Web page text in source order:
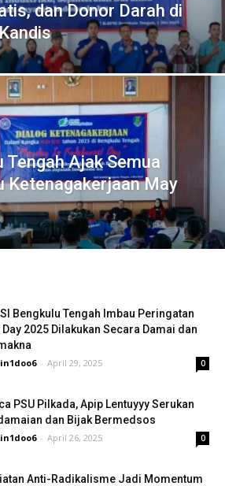
dan Donor Darah di
Tengah Ajak Semua
Ketenagakerjaan May
Bengkulu Tengah Imbau Peringatan
Day 2025 Dilakukan Secara Damai dan
- April 29, 2025 0
PSU Pilkada, Apip Lentuyyy Serukan
dan Bijak Bermedsos
- April 26, 2025 0
Anti-Radikalisme Jadi Momentum